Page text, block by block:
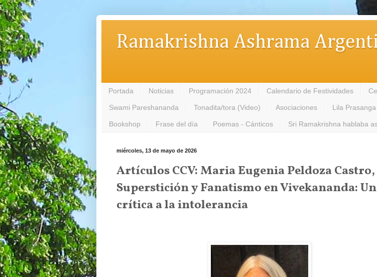
Ramakrishna Ashrama
Portada Noticias Programación 2024 Calendario de Festividades
Swami Pareshananda Tonadita/tora (Video) Asociaciones Lila Prasanga
Bookshop Frase del día Poemas - Cánticos Sri Ramakrishna hablaba
miércoles, 13 de mayo de 2026
Artículos CCV: Maria Eugenia Peldoza Castro,
Superstición y Fanatismo en Vivekananda:
crítica a la intolerancia